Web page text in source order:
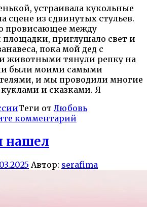
устраивала кукольные
сцене из сдвинутых стульев.
провисающее между
приглушало свет и
пока мой дед с
животными тянули репку на
были моими самыми
и мы проводили многие
и сказками. Я
Теги от Любовь
комментарий
нашел
Автор: serafima